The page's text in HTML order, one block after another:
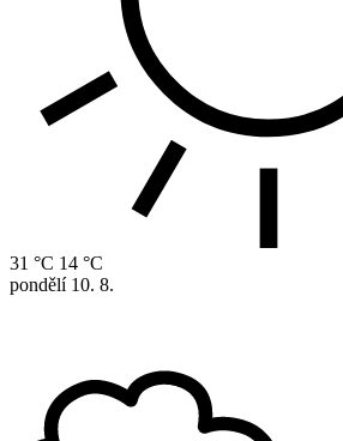
31 °C 14 °C
pondělí 10. 8.